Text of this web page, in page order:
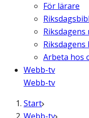
För lärare
Arbeta hos
Webb-tv
Webb-tv
Start